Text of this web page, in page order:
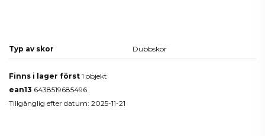
Typ av skor Dubbskor
Finns i lager först 1 objekt
ean13 6438519685496
Tillgänglig efter datum: 2025-11-21